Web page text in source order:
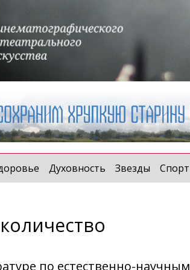
Духовность Звезды Спорт
по естественно-научным